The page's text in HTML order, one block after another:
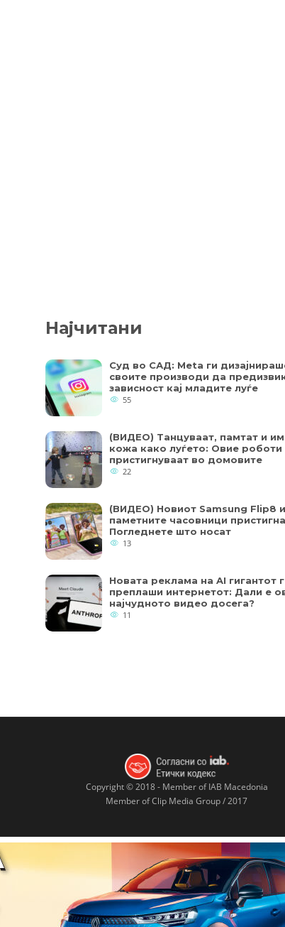
Најчитани
Суд во САД: Meta ги
своите производи да
зависност кај младите луѓе
55
(ВИДЕО) Танцуваат, памтат и
кожа како луѓето: Овие роботи
пристигнуваат во домовите
22
(ВИДЕО) Новиот Samsung Flip8 и
паметните часовници
Погледнете што носат
13
Новата реклама на AI гигантот
преплаши интернетот: Дали е
најчудното видео досега?
11
Copyright © 2018 - Member of IAB Macedonia
Member of Clip Media Group / 2017